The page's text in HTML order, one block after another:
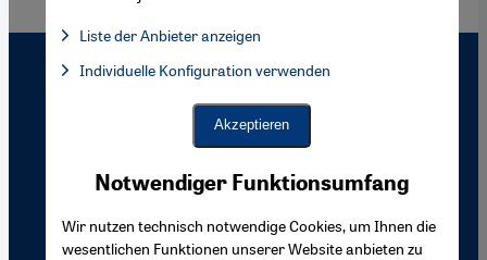
Notwendiger Funktionsumfang
Wir nutzen technisch notwendige Cookies, um Ihnen die
wesentlichen Funktionen unserer Website anbieten zu
Liste der Anbieter anzeigen
Facebook Embed / Facebook Connect, Google Maps Embed,
Facebook Embed / Facebook Connect
Google Maps Embed
Individuelle Konfiguration verwenden
Akzeptieren